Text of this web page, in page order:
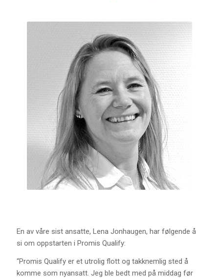
En av våre sist ansatte, Lena Jonhaugen, har følgende å
si om oppstarten i Promis Qualify:
“Promis Qualify er et utrolig flott og takknemlig sted å
komme som nyansatt. Jeg ble bedt med på middag før